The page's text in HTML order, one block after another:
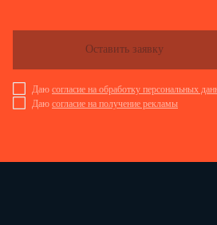
Даю согласие на обработку персональных
Даю согласие на получение рекламы
Оставить заявку